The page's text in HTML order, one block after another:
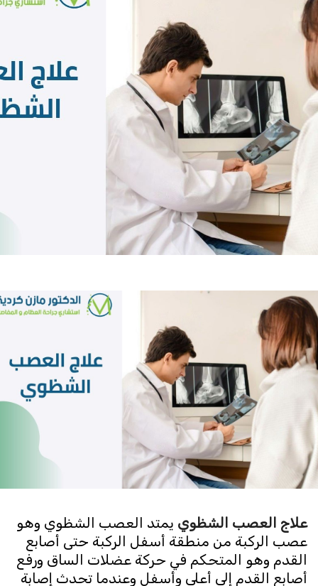
علاج العصب الشظوييمتد العصب الشظوي وهو
عصب الركبة من منطقة أسفل الركبة حتى أصابع
القدم وهو المتحكم في حركة عضلات الساق ورفع
أصابع القدم إلى أعلى وأسفل وعندما تحدث إصابة